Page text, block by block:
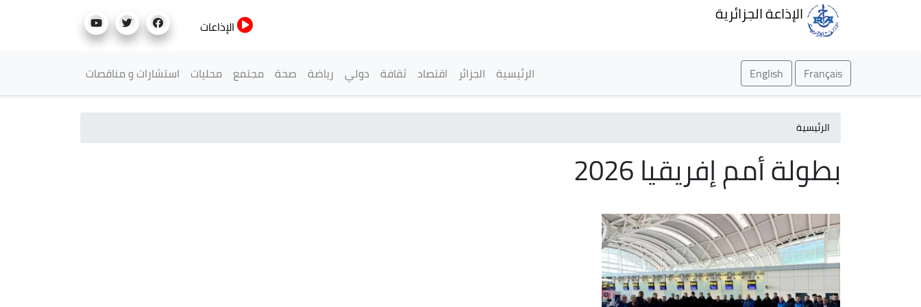
الإذاعة الجزائرية
الإذاعات
Français
English القائمة الرئيسية
الرئيسية الجزائر اقتصاد ثقافة دولي رياضة صحة مجتمع محليات استشارات و مناقصات
الرئيسية
بطولة أمم إفريقيا 2026